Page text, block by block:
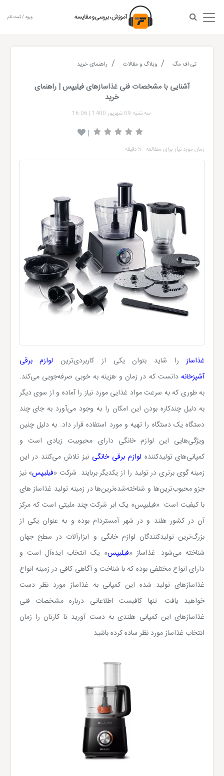
ورود / ثبت نام
تی اف مگ وبلاگ و مقالات راهنمای خرید
آشنایی با مشخصات فنی غذاسازهای فیلیپس | راهنمای
خرید
سه شنبه 09 شهریور 1400 |
16:06
|
زمان مورد نیاز برای مطالعه : 5 دقیقه
غذاسازرا شاید بتوان یکی از کاربردی‌ترینلوازم برقی
آشپزخانهدانست که در زمان و هزینه به خوبی صرفه‌جویی می‌کند.
به طوری که به سرعت مواد غذایی مورد نیاز را آماده و از سوی دیگر
به دلیل چندکاره بودن این امکان را به وجود می‌آورد به جای چند
دستگاه یک دستگاه را تهیه و مورد استفاده قرار داد. به دلیل چنین
ویژگی‌هایی این لوازم خانگی دارای محبوبیت زیادی است و
کمپانی‌های تولیدکننده لوازم برقی خانگی نیز تلاش می‌کنند در این
زمینه گوی برتری در تولید را از یکدیگر بربایند. شرکت «فیلیپس» نیز
جزو محبوب‌ترین‌ها و شناخته‌شده‌ترین‌ها در زمینه تولید غذاساز های
با کیفیت است. «فیلیپس» یک ابر شرکت چند ملیتی است که مرکز
آن در کشور هلند و در شهر آمستردام بوده و به عنوان یکی از
بزرگ‌ترین تولیدکنندگان لوازم خانگی و ابزارآلات در سطح جهان
شناخته می‌شود. غذاساز «فیلیپس» یک انتخاب ایده‌آل است و
دارای انواع مختلفی بوده که با شناخت و آگاهی کافی در زمینه انواع
غذاسازهای تولید شده این کمپانی به غذاساز مورد نظر دست
خواهید یافت. تنها کافیست اطلاعاتی درباره مشخصات فنی
غذاسازهای این کمپانی هلندی به دست آورید تا کارتان را زمان
انتخاب غذاساز مورد نظر ساده کرده باشید.